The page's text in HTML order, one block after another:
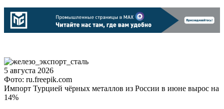
5 августа 2026
Фото: ru.freepik.com
Импорт Турцией чёрных металлов из России в июне вырос на
14%